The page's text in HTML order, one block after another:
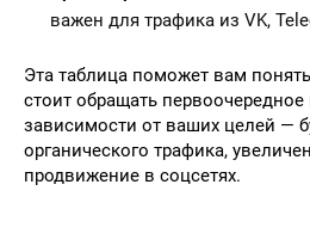
важен для трафика из VK,
Эта таблица поможет вам
стоит обращать
зависимости от ваших целей —
органического трафика,
продвижение в соцсетях.